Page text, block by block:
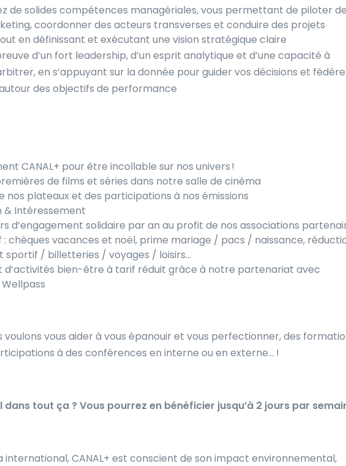
de solides compétences managériales, vous permettant de piloter
coordonner des acteurs transverses et conduire des projets
en définissant et exécutant une vision stratégique claire
d’un fort leadership, d’un esprit analytique et d’une capacité à
en s’appuyant sur la donnée pour guider vos décisions et
des objectifs de performance
CANAL+ pour être incollable sur nos univers !
de films et séries dans notre salle de cinéma
nos plateaux et des participations à nos émissions
& Intéressement
d’engagement solidaire par an au profit de nos associations
: chèques vacances et noël, prime mariage / pacs / naissance,
sportif / billetteries / voyages / loisirs…
d’activités bien-être à tarif réduit grâce à notre partenariat avec
voulons vous aider à vous épanouir et vous perfectionner, des
à des conférences en interne ou en externe… !
dans tout ça ? Vous pourrez en bénéficier jusqu’à 2 jours par
international, CANAL+ est conscient de son impact environnemental,